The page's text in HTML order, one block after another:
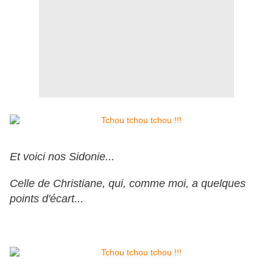
Et voici nos Sidonie...
Celle de Christiane, qui, comme moi, a quelques
points d'écart...